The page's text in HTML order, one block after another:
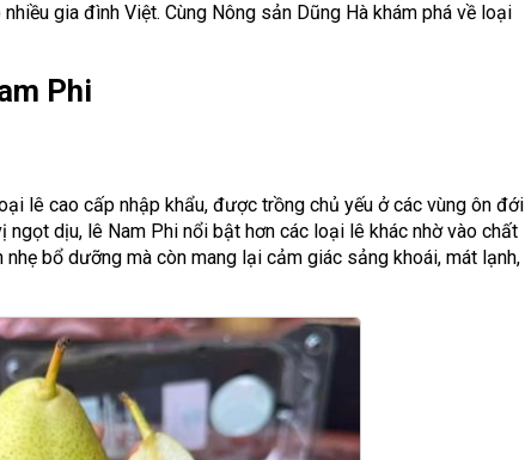
gia đình Việt. Cùng Nông sản Dũng Hà khám phá về loại
Phi
lê cao cấp nhập khẩu, được trồng chủ yếu ở các vùng ôn đới
dịu, lê Nam Phi nổi bật hơn các loại lê khác nhờ vào chất
bổ dưỡng mà còn mang lại cảm giác sảng khoái, mát lạnh,